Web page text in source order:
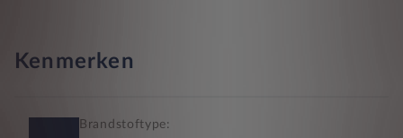
Kenmerken
Brandstoftype: